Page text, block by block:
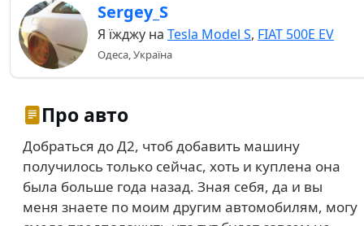
Sergey_S
Я їжджу на Tesla Model S, FIAT 500E EV
Одеса, Україна
Про авто
Добраться до Д2, чтоб добавить машину
получилось только сейчас, хоть и куплена она
была больше года назад. Зная себя, да и вы
меня знаете по моим другим автомобилям, могу